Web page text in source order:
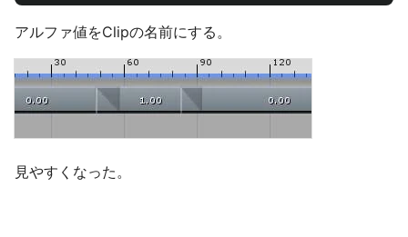
アルファ値をClipの名前にする。
見やすくなった。